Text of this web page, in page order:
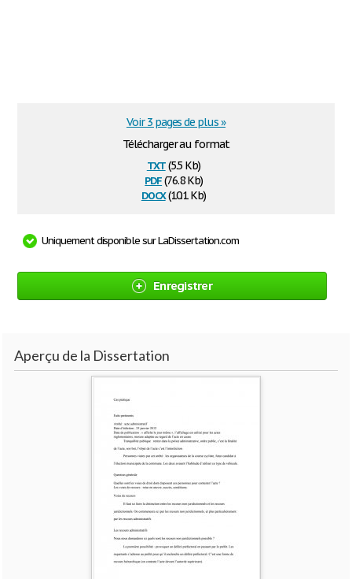
Télécharger au format
txt(5.5 Kb)
pdf(76.8 Kb)
docx(10.1 Kb)
Voir 3 pages de plus »
Uniquement disponible sur LaDissertation.com
Enregistrer
Aperçu de la Dissertation